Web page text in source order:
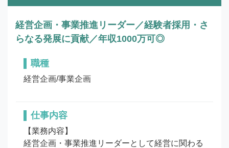
経営企画・事業推進リーダー／経験者採用・さ
らなる発展に貢献／年収1000万可◎
職種
経営企画/事業企画
仕事内容
【業務内容】
経営企画・事業推進リーダーとして経営に関わる